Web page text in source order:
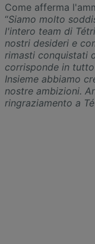
Come afferma
“Siamo molto
l'intero team di
nostri desideri e
rimasti conquistati
corrisponde in
Insieme abbiamo
nostre ambizioni.
ringraziamento a